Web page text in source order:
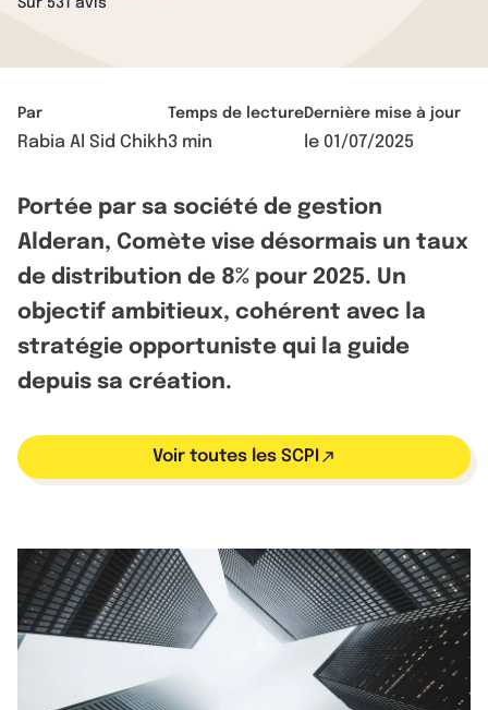
Sur 531 avis
Par
Rabia Al Sid Chikh
Temps de lecture
3 min
Dernière mise à jour
le 01/07/2025
Portée par sa société de gestion
Alderan, Comète vise désormais un taux
de distribution de 8% pour 2025. Un
objectif ambitieux, cohérent avec la
stratégie opportuniste qui la guide
depuis sa création.
Voir toutes les SCPI